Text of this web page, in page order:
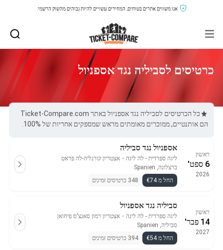
אנו משווים אתרים בטוחים, המחירים עשויים להיות גבוהים מהשוק הרשמי.
כרטיסים לסביליה נגד אספניול
כל הכרטיסים לסביליה נגד אספניול באתר Ticket-Compare.com
הם אותנטיים, ממוכרים מאומתים מראש שמספקים אחריות של 100%.
ראשון
6 ספט'
2026
אספניול נגד סביליה
ליגה ספרדית - לה ליגה ・ אצטדיון קורנליה-לה פראט
ברצלונה, Spanien
החל מ €74
348 כרטיסים זמינים
ראשון
14 פבר'
2027
סביליה נגד אספניול
ליגה ספרדית - לה ליגה ・ אצטדיון רמון סאנצ'ס פיחואן
סביליה, Spanien
החל מ €54
394 כרטיסים זמינים